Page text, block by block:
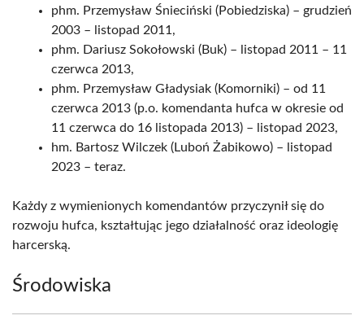
phm. Przemysław Śnieciński (Pobiedziska) – grudzień
2003 – listopad 2011,
phm. Dariusz Sokołowski (Buk) – listopad 2011 – 11
czerwca 2013,
phm. Przemysław Gładysiak (Komorniki) – od 11
czerwca 2013 (p.o. komendanta hufca w okresie od
11 czerwca do 16 listopada 2013) – listopad 2023,
hm. Bartosz Wilczek (Luboń Żabikowo) – listopad
2023 – teraz.
Każdy z wymienionych komendantów przyczynił się do
rozwoju hufca, kształtując jego działalność oraz ideologię
harcerską.
Środowiska